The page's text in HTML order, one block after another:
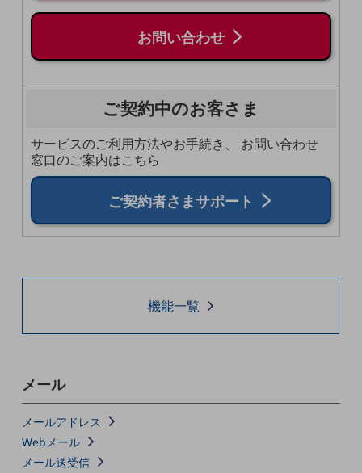
小売業
モバイルTOP
おすすめの機種、料金やサービスをご紹介
ビジネス向けスマートフォン
データ通信製品
5G対応ホームルーター
衛星携帯電話
料金
料金TOP
ドコモBiz データ無制限 ドコモ MAX ドコモ mini ドコモBiz かけ放題
ケータイプラン
お問い合わせ
ご契約中のお客さま
サービスのご利用方法やお手続き、 お問い合わせ
窓口のご案内はこちら
ご契約者さまサポート
機能一覧
メール
メールアドレス
Webメール
メール送受信